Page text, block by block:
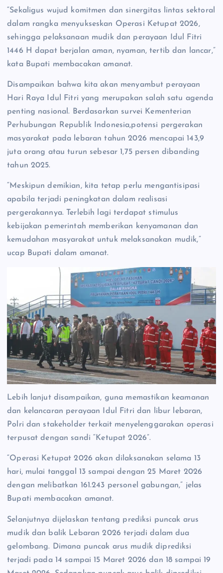
“Sekaligus wujud komitmen dan sinergitas lintas sektoral
dalam rangka menyukseskan Operasi Ketupat 2026,
sehingga pelaksanaan mudik dan perayaan Idul Fitri
1446 H dapat berjalan aman, nyaman, tertib dan lancar,”
kata Bupati membacakan amanat.
Disampaikan bahwa kita akan menyambut perayaan
Hari Raya Idul Fitri yang merupakan salah satu agenda
penting nasional. Berdasarkan survei Kementerian
Perhubungan Republik Indonesia,potensi pergerakan
masyarakat pada lebaran tahun 2026 mencapai 143,9
juta orang atau turun sebesar 1,75 persen dibanding
tahun 2025.
“Meskipun demikian, kita tetap perlu mengantisipasi
apabila terjadi peningkatan dalam realisasi
pergerakannya. Terlebih lagi terdapat stimulus
kebijakan pemerintah memberikan kenyamanan dan
kemudahan masyarakat untuk melaksanakan mudik,”
ucap Bupati dalam amanat.
Lebih lanjut disampaikan, guna memastikan keamanan
dan kelancaran perayaan Idul Fitri dan libur lebaran,
Polri dan stakeholder terkait menyelenggarakan operasi
terpusat dengan sandi “Ketupat 2026”.
“Operasi Ketupat 2026 akan dilaksanakan selama 13
hari, mulai tanggal 13 sampai dengan 25 Maret 2026
dengan melibatkan 161.243 personel gabungan,” jelas
Bupati membacakan amanat.
Selanjutnya dijelaskan tentang prediksi puncak arus
mudik dan balik Lebaran 2026 terjadi dalam dua
gelombang. Dimana puncak arus mudik diprediksi
terjadi pada 14 sampai 15 Maret 2026 dan 18 sampai 19